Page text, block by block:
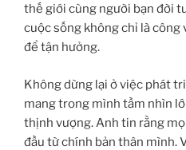
thế giới cùng người bạn đời
cuộc sống không chỉ là công
để tận hưởng.
Không dừng lại ở việc phát
mang trong mình tầm nhìn
thịnh vượng. Anh tin rằng
đầu từ chính bản thân mình.